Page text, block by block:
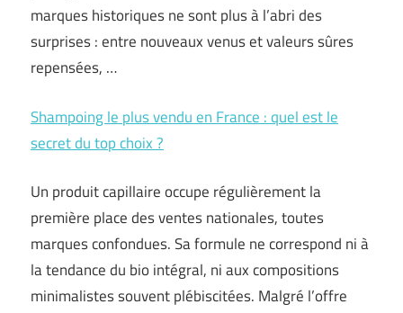
marques historiques ne sont plus à l’abri des
surprises : entre nouveaux venus et valeurs sûres
repensées, …
Shampoing le plus vendu en France : quel est le
secret du top choix ?
Un produit capillaire occupe régulièrement la
première place des ventes nationales, toutes
marques confondues. Sa formule ne correspond ni à
la tendance du bio intégral, ni aux compositions
minimalistes souvent plébiscitées. Malgré l’offre